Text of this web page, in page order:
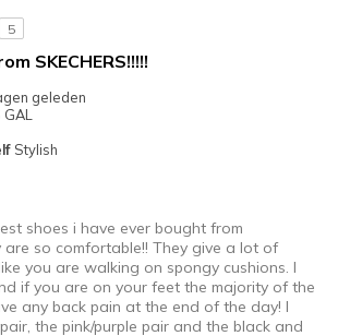
5
SKECHERS!!!!!
geleden
Stylish
shoes i have ever bought from
are so comfortable!! They give a lot of
you are walking on spongy cushions. I
if you are on your feet the majority of the
any back pain at the end of the day! I
the pink/purple pair and the black and